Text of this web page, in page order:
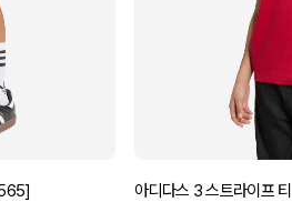
아디다스 3 스트라이프